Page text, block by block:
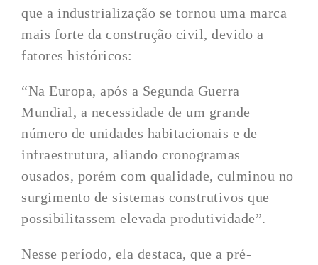
que a industrialização se tornou uma marca
mais forte da construção civil, devido a
fatores históricos:
“Na Europa, após a Segunda Guerra
Mundial, a necessidade de um grande
número de unidades habitacionais e de
infraestrutura, aliando cronogramas
ousados, porém com qualidade, culminou no
surgimento de sistemas construtivos que
possibilitassem elevada produtividade”.
Nesse período, ela destaca, que a pré-